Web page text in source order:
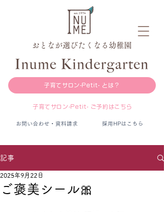
おとなが選びたくなる幼稚園
お問い合わせ・資料請求 採用HPはこちら
子育てサロン-Petit- ご予約はこちら
子育てサロン-Petit- とは？
記事
ご褒美シール🎀
2025年9月22日